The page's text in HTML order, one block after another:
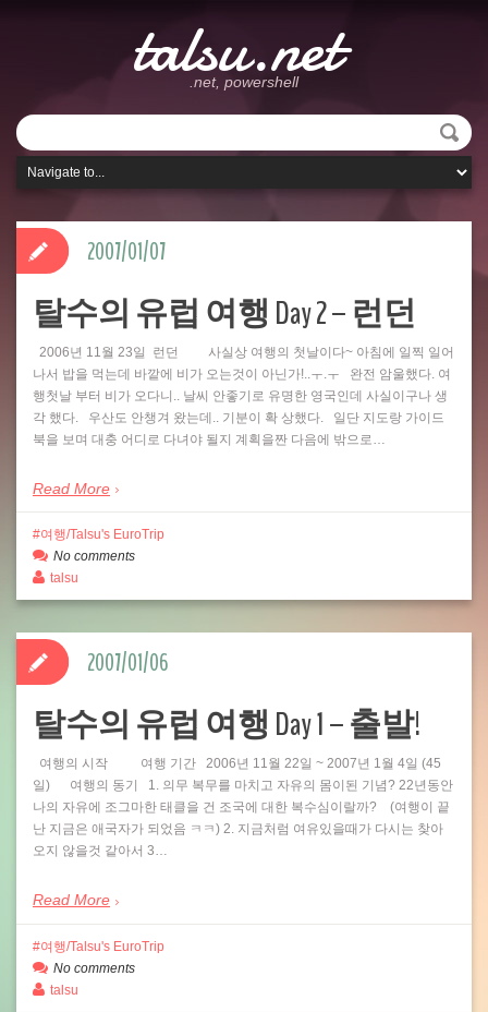
talsu.net
.net, powershell
탈수의 유럽 여행 Day 2 – 런던
2006년 11월 23일 런던 사실상 여행의 첫날이다~ 아침에 일찍 일어
나서 밥을 먹는데 바깥에 비가 오는것이 아닌가!..ㅜ.ㅜ 완전 암울했다. 여
행첫날 부터 비가 오다니.. 날씨 안좋기로 유명한 영국인데 사실이구나 생
각 했다. 우산도 안챙겨 왔는데.. 기분이 확 상했다. 일단 지도랑 가이드
북을 보며 대충 어디로 다녀야 될지 계획을짠 다음에 밖으로…
Read More
2007/01/07
여행/Talsu's EuroTrip
No comments
talsu
탈수의 유럽 여행 Day 1 – 출발!
여행의 시작 여행 기간 2006년 11월 22일 ~ 2007년 1월 4일 (45
일) 여행의 동기 1. 의무 복무를 마치고 자유의 몸이된 기념? 22년동안
나의 자유에 조그마한 태클을 건 조국에 대한 복수심이랄까? (여행이 끝
난 지금은 애국자가 되었음 ㅋㅋ) 2. 지금처럼 여유있을때가 다시는 찾아
오지 않을것 같아서 3…
Read More
2007/01/06
여행/Talsu's EuroTrip
No comments
talsu